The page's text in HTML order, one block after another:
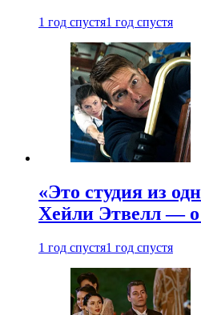
1 год спустя1 год спустя
«Это студия из
Хейли Этвелл — о
1 год спустя1 год спустя